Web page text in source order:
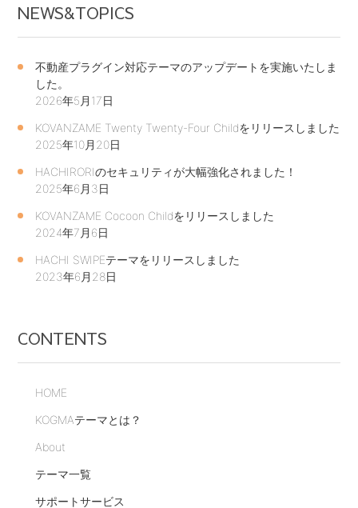
NEWS&TOPICS
不動産プラグイン対応テーマのアップデートを実施いたしま
した。
2026年5月17日
KOVANZAME Twenty Twenty-Four Childをリリースしました
2025年10月20日
HACHIRORIのセキュリティが大幅強化されました！
2025年6月3日
KOVANZAME Cocoon Childをリリースしました
2024年7月6日
HACHI SWIPEテーマをリリースしました
2023年6月28日
CONTENTS
HOME
KOGMAテーマとは？
About
テーマ一覧
サポートサービス